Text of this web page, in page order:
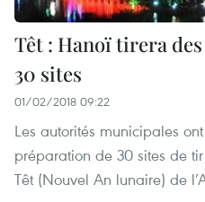
Têt : Hanoï tirera
30 sites
01/02/2018 09:22
Les autorités municipales
préparation de 30 sites de
Têt (Nouvel An lunaire) de